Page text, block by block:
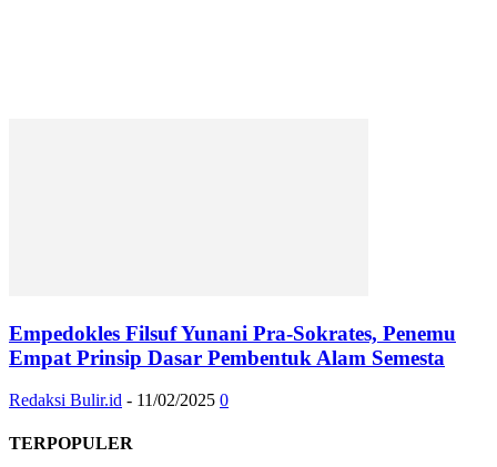
Empedokles Filsuf Yunani Pra-Sokrates, Penemu
Empat Prinsip Dasar Pembentuk Alam Semesta
Redaksi Bulir.id - 11/02/2025 0
TERPOPULER